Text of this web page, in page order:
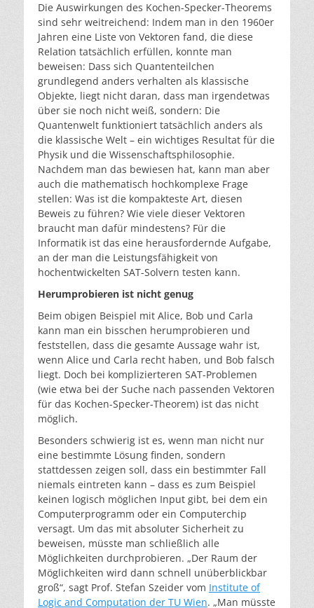
Die Auswirkungen des Kochen-Specker-Theorems
sind sehr weitreichend: Indem man in den 1960er
Jahren eine Liste von Vektoren fand, die diese
Relation tatsächlich erfüllen, konnte man
beweisen: Dass sich Quantenteilchen
grundlegend anders verhalten als klassische
Objekte, liegt nicht daran, dass man irgendetwas
über sie noch nicht weiß, sondern: Die
Quantenwelt funktioniert tatsächlich anders als
die klassische Welt – ein wichtiges Resultat für die
Physik und die Wissenschaftsphilosophie.
Nachdem man das bewiesen hat, kann man aber
auch die mathematisch hochkomplexe Frage
stellen: Was ist die kompakteste Art, diesen
Beweis zu führen? Wie viele dieser Vektoren
braucht man dafür mindestens? Für die
Informatik ist das eine herausfordernde Aufgabe,
an der man die Leistungsfähigkeit von
hochentwickelten SAT-Solvern testen kann.
Herumprobieren ist nicht genug
Beim obigen Beispiel mit Alice, Bob und Carla
kann man ein bisschen herumprobieren und
feststellen, dass die gesamte Aussage wahr ist,
wenn Alice und Carla recht haben, und Bob falsch
liegt. Doch bei komplizierteren SAT-Problemen
(wie etwa bei der Suche nach passenden Vektoren
für das Kochen-Specker-Theorem) ist das nicht
möglich.
Besonders schwierig ist es, wenn man nicht nur
eine bestimmte Lösung finden, sondern
stattdessen zeigen soll, dass ein bestimmter Fall
niemals eintreten kann – dass es zum Beispiel
keinen logisch möglichen Input gibt, bei dem ein
Computerprogramm oder ein Computerchip
versagt. Um das mit absoluter Sicherheit zu
beweisen, müsste man schließlich alle
Möglichkeiten durchprobieren. „Der Raum der
Möglichkeiten wird dann schnell unüberblickbar
groß“, sagt Prof. Stefan Szeider vom Institute of
Logic and Computation der TU Wien. „Man müsste